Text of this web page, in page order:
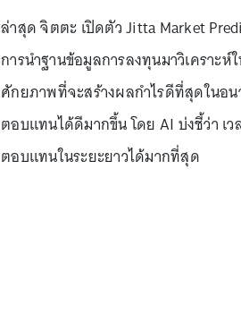
ล่าสุด จิตตะ เปิดตัว Jitta Market
การนำฐานข้อมูลการลงทุนมาวิเคราะ
ศักยภาพที่จะสร้างผลกำไรดีที่สุดในอ
ตอบแทนได้ดีมากขึ้น โดย AI บ่งชี้ว่า เ
ตอบแทนในระยะยาวได้มากที่สุด